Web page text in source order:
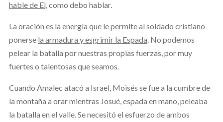
hable de El,como debo hablar.
La oración es la energía que le permiteal soldado cristiano
ponerse la armadura y esgrimir la Espada. No podemos
pelear la batalla por nuestras propias fuerzas, por muy
fuertes o talentosas que seamos.
Cuando Amalec atacó a Israel, Moisés se fue a la cumbre de
la montaña a orar mientras Josué, espada en mano, peleaba
la batalla en el valle. Se necesitó el esfuerzo de ambos